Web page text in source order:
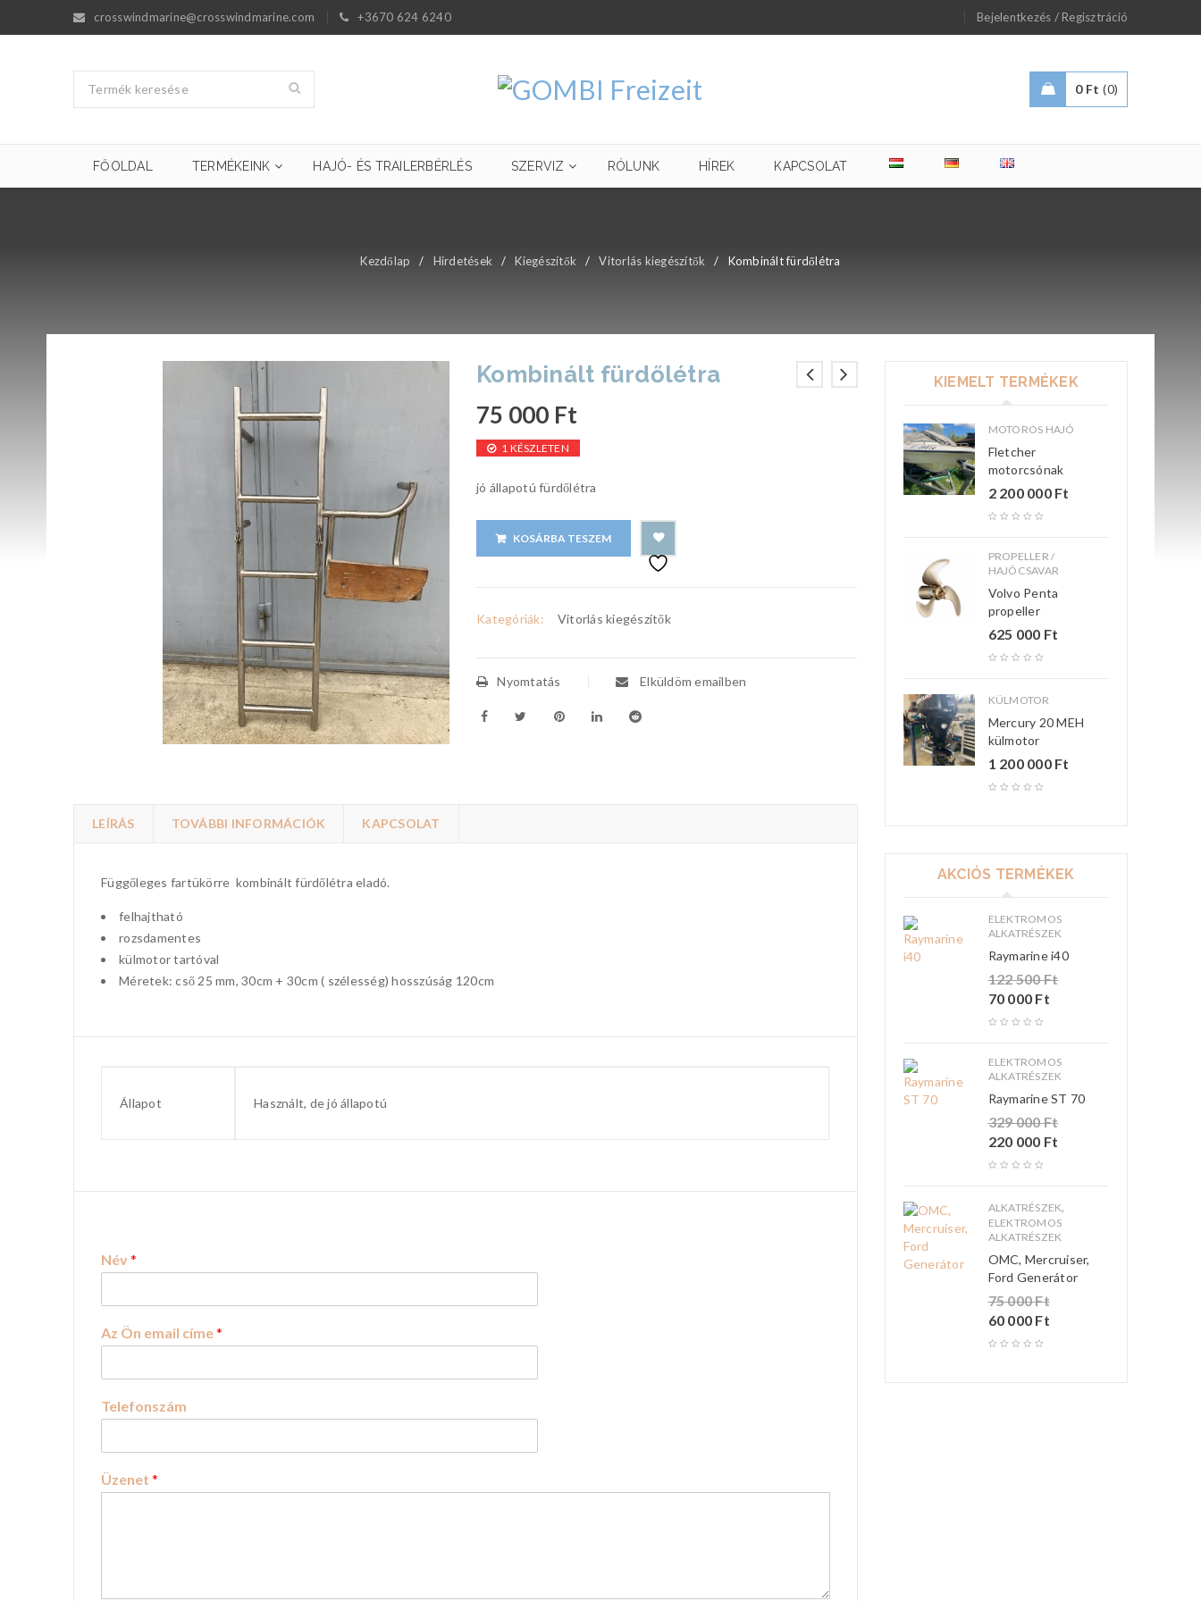
crosswindmarine@crosswindmarine.com +3670 624 6240 Bejelentkezés / Regisztráció
0 Ft 0
FŐOLDAL TERMÉKEINK HAJÓ- ÉS TRAILERBÉRLÉS SZERVIZ RÓLUNK HÍREK KAPCSOLAT
Kezdőlap / Hirdetések / Kiegészítők / Vitorlás kiegészítők / Kombinált fürdőlétra
Kombinált fürdőlétra
75 000 Ft
1 KÉSZLETEN
jó állapotú fürdőlétra
KOSÁRBA TESZEM
Kategóriák: Vitorlás kiegészítők
Nyomtatás Elküldöm emailben
LEÍRÁS TOVÁBBI INFORMÁCIÓK KAPCSOLAT
Függőleges fartükörre kombinált fürdőlétra eladó.
felhajtható
rozsdamentes
külmotor tartóval
Méretek: cső 25 mm, 30cm + 30cm ( szélesség) hosszúság 120cm
Állapot Használt, de jó állapotú
Név*
Az Ön email címe*
Telefonszám
Üzenet *
KIEMELT TERMÉKEK
MOTOROS HAJÓ
Fletcher
motorcsónak
2 200 000 Ft
PROPELLER /
HAJÓCSAVAR
Volvo Penta
propeller
625 000 Ft
KÜLMOTOR
Mercury 20 MEH
külmotor
1 200 000 Ft
AKCIÓS TERMÉKEK
ELEKTROMOS
ALKATRÉSZEK
Raymarine i40
122 500Ft
70 000 Ft
ELEKTROMOS
ALKATRÉSZEK
Raymarine ST 70
329 000Ft
220 000 Ft
ALKATRÉSZEK,
ELEKTROMOS
ALKATRÉSZEK
OMC, Mercruiser,
Ford Generátor
75 000Ft
60 000 Ft